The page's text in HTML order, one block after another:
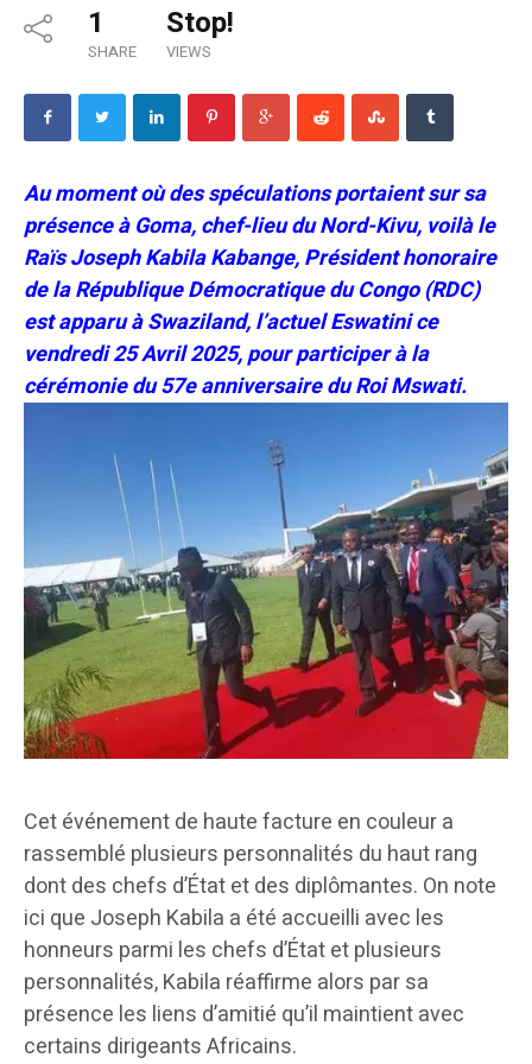
1
SHARE
Stop!
VIEWS
Au moment où des spéculations portaient sur sa
présence à Goma, chef-lieu du Nord-Kivu, voilà le
Raïs Joseph Kabila Kabange, Président honoraire
de la République Démocratique du Congo (RDC)
est apparu à Swaziland, l’actuel Eswatini ce
vendredi 25 Avril 2025, pour participer à la
cérémonie du 57e anniversaire du Roi Mswati.
Cet événement de haute facture en couleur a
rassemblé plusieurs personnalités du haut rang
dont des chefs d’État et des diplômantes. On note
ici que Joseph Kabila a été accueilli avec les
honneurs parmi les chefs d’État et plusieurs
personnalités, Kabila réaffirme alors par sa
présence les liens d’amitié qu’il maintient avec
certains dirigeants Africains.